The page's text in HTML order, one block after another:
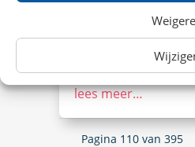
NS International.
vertrekken er meer
internationale
diverse
zuiderburen.
lees meer…
Pagina 110 van 395